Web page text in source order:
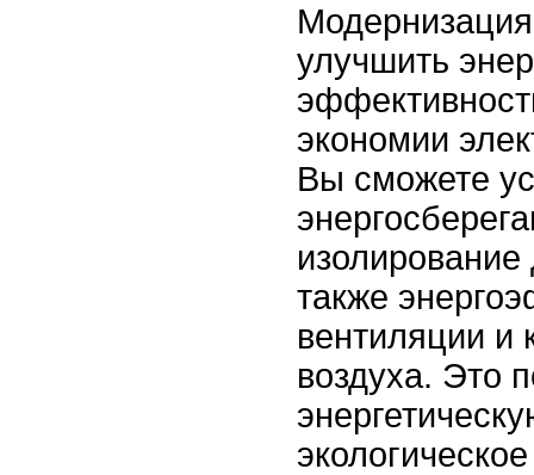
улучшить
экономии
Вы сможете
также
вентиляции и
воздуха. Это